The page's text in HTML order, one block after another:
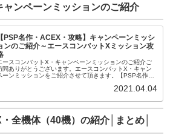
ャンペーンミッションのご紹介
【PSP名作・ACEX・攻略】キャンペーンミッシ
ンのご紹介～エースコンバットXミッション攻
ースコンバットX・キャンペーンミッションのご紹介ご
問ありがとうございます。エースコンバットX・キャン
ーンミッションをご紹介させて頂きます。【PSP名作・
2021.04.04
全機体（40機）の紹介│まとめ│